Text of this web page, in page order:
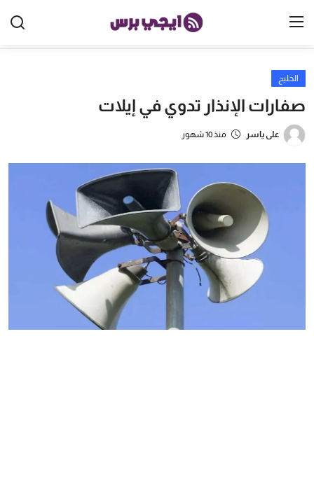
الرئيسية
تكنولوجيا
الخليج
صفارات الإنذار تدوي في إيلات
على ياسر منذ 10 شهور